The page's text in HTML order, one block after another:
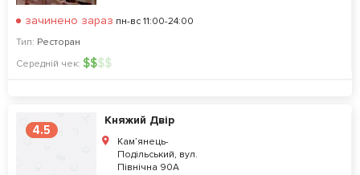
зачинено зараз пн-вс 11:00-24:00
Тип: Ресторан
Середній чек: $$$$
4.5
Княжий Двір
Кам’янець-
Подільський, вул.
Північна 90А